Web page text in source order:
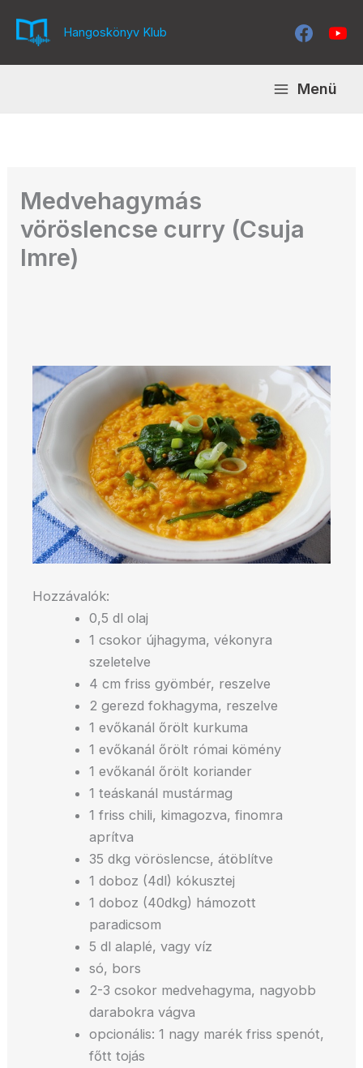
Hangoskönyv Klub
Menü
Medvehagymás
vöröslencse curry (Csuja
Imre)
Hozzávalók:
0,5 dl olaj
1 csokor újhagyma, vékonyra
szeletelve
4 cm friss gyömbér, reszelve
2 gerezd fokhagyma, reszelve
1 evőkanál őrölt kurkuma
1 evőkanál őrölt római kömény
1 evőkanál őrölt koriander
1 teáskanál mustármag
1 friss chili, kimagozva, finomra
aprítva
35 dkg vöröslencse, átöblítve
1 doboz (4dl) kókusztej
1 doboz (40dkg) hámozott
paradicsom
5 dl alaplé, vagy víz
só, bors
2-3 csokor medvehagyma, nagyobb
darabokra vágva
opcionális: 1 nagy marék friss spenót,
főtt tojás